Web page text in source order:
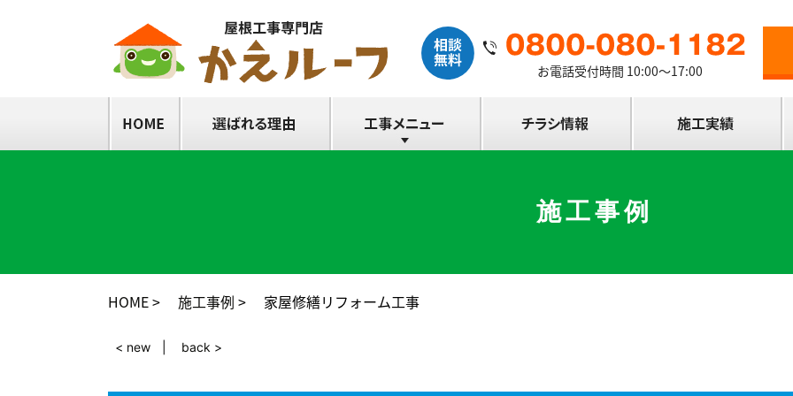
お電話受付時間 10:00～17:00
施工事例
HOME 施工事例 家屋修繕リフォーム工事
< new back >